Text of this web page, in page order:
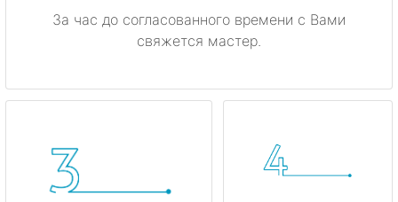
За час до согласованного времени с Вами
свяжется мастер.